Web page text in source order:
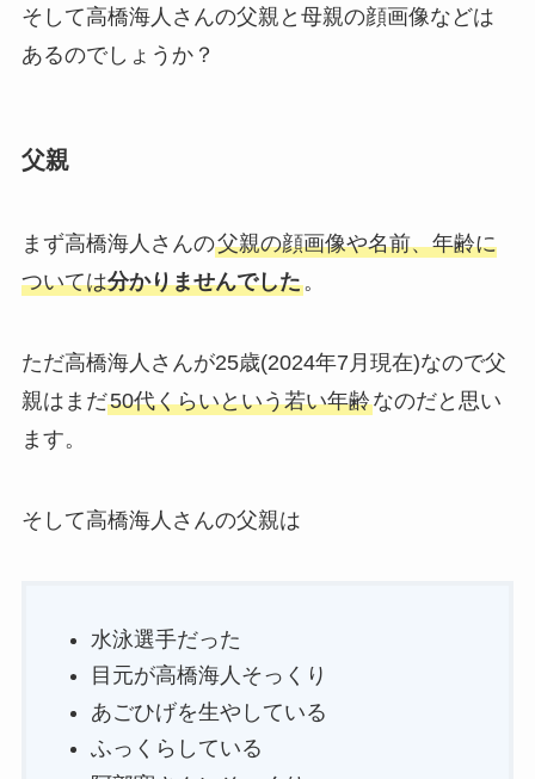
そして高橋海人さんの父親と母親の顔画像などは
あるのでしょうか？
父親
まず高橋海人さんの父親の顔画像や名前、年齢に
ついては分かりませんでした。
ただ高橋海人さんが25歳(2024年7月現在)なので父
親はまだ50代くらいという若い年齢なのだと思い
ます。
そして高橋海人さんの父親は
水泳選手だった
目元が高橋海人そっくり
あごひげを生やしている
ふっくらしている